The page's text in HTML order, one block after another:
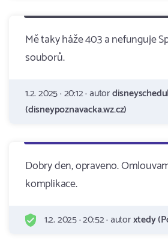
Mě taky háže 403 a nefunguje
souborů.
1.2. 2025 · 20:12 · autor
(disneypoznavacka.wz.cz)
Dobry den, opraveno.
komplikace.
1.2. 2025 · 20:52 · autorxtedy